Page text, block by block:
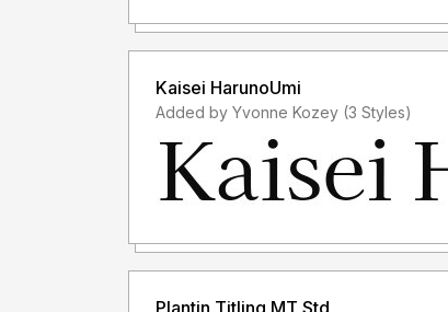
membeli lisensi font tersebut
Informasi tentang Lisensi apa yang akan
storytypestudio@gmail.com
Terima kasih.
Kaisei HarunoUmi
Added by Yvonne Kozey (3 Styles)
Plantin Titling MT Std